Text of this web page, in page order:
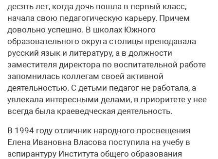
десять лет, когда дочь пошла в первый класс,
начала свою педагогическую карьеру. Причем
довольно успешно. В школах Южного
образовательного округа столицы преподавала
русский язык и литературу, а в должности
заместителя директора по воспитательной работе
запомнилась коллегам своей активной
деятельностью. С детьми педагог не работала, а
увлекала интересными делами, в приоритете у нее
всегда была краеведческая деятельность.
В 1994 году отличник народного просвещения
Елена Ивановна Власова поступила на учебу в
аспирантуру Института общего образования